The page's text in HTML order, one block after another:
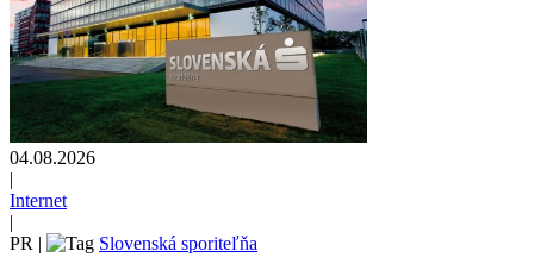
04.08.2026
|
Internet
|
PR | Slovenská sporiteľňa